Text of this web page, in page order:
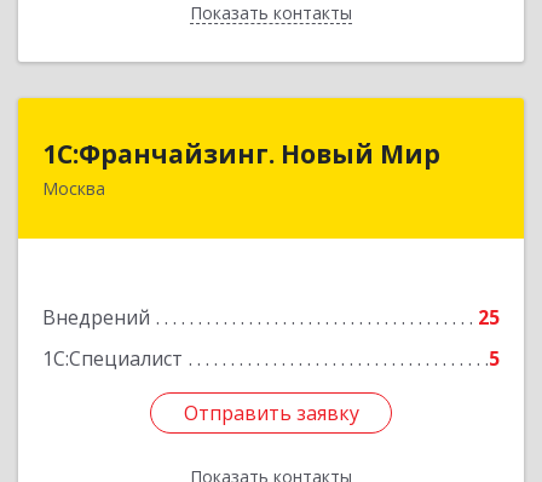
Показать контакты
Назад
1С:Франчайзинг. Новый Мир
Москва
Внедрений
25
1С:Специалист
5
Отправить заявку
Показать контакты
1С:Франчайзинг. Новый Мир
101000, Москва г, Армянский пер, дом № 9,
Отправить заявку
Назад